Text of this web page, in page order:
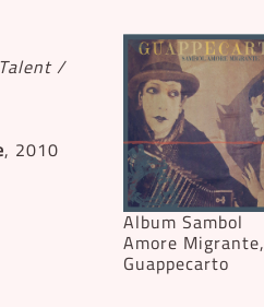
/
, 2010
Album Sambol
Amore Migrante,
Guappecarto